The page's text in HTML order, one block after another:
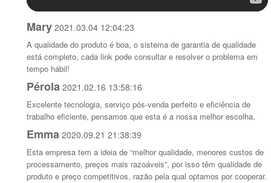
Mary 2021.03.04 12:04:23
A qualidade do produto é boa, o sistema de garantia de qualidade
está completo, cada link pode consultar e resolver o problema em
tempo hábil!
Pérola 2021.02.16 13:58:16
Excelente tecnologia, serviço pós-venda perfeito e eficiência de
trabalho eficiente, pensamos que esta é a nossa melhor escolha.
Emma 2020.09.21 21:38:39
Esta empresa tem a ideia de “melhor qualidade, menores custos de
processamento, preços mais razoáveis”, por isso têm qualidade de
produto e preço competitivos, razão pela qual optamos por cooperar.